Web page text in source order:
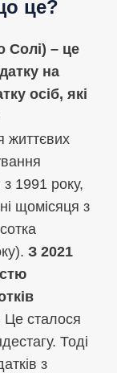
це?
Солі) – це
на
осіб, які
життєвих
1991 року,
щомісяця з
З 2021
Це сталося
Тоді
з